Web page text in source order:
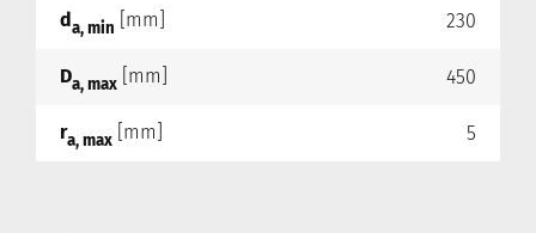
da, min [mm] 230
Da, max [mm] 450
ra, max [mm] 5